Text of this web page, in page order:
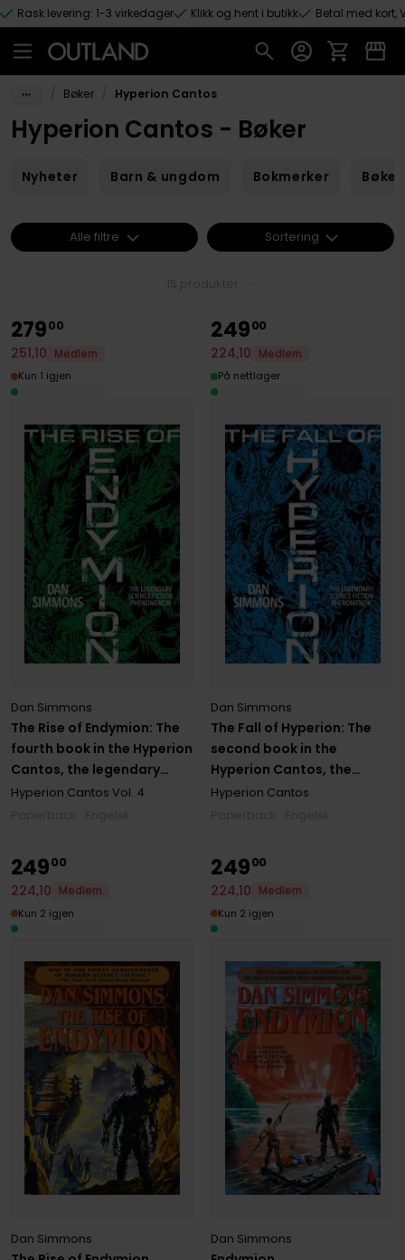
Hopp til hovedinnhold
Rask levering: 1-3 virkedager Klikk og hent i butikk Betal med kort,
Bøker Hyperion Cantos
Hyperion Cantos - Bøker
Nyheter Barn & ungdom Bokmerker
The Rise of Endymion: The
fourth book in the Hyperion
Cantos, the legendary
science fiction classic
Dan Simmons
Hyperion Cantos Vol. 4
27900
251,10
Medlem
Kun 1 igjen
The Fall of Hyperion: The
second book in the
Hyperion Cantos, the
legendary science fiction
Dan Simmons
Hyperion Cantos
24900
224,10
Medlem
På nettlager
Dan Simmons
24900
224,10
Medlem
Kun 2 igjen
Dan Simmons
24900
224,10
Medlem
Kun 2 igjen
Alle filtre Sortering